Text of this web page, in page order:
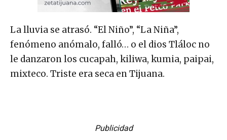
La lluvia se atrasó. “El Niño”, “La Niña”,
fenómeno anómalo, falló… o el dios Tláloc no
le danzaron los cucapah, kiliwa, kumia, paipai,
mixteco. Triste era seca en Tijuana.
Publicidad